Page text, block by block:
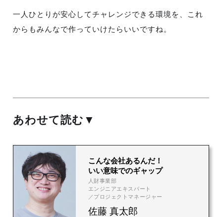
一人ひとりが安心してチャレンジできる環境を、これ
からもみんなで作っていけたらいいですね。
あわせて読む▼
こんな会社あるんだ！
いい意味でのギャップ
人財事業部
エンジニアエキスパート
／プロジェクトマネージャー
佐藤 真太郎